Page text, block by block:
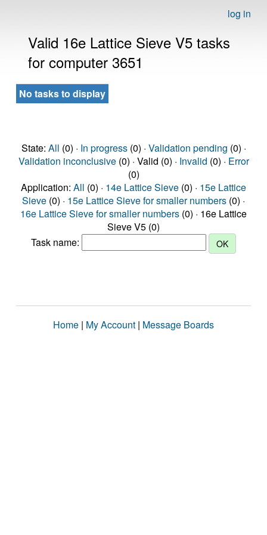
log in
Valid 16e Lattice Sieve V5 tasks
for computer 3651
No tasks to display
State: All (0) · In progress(0) · Validation pending (0) ·
Validation inconclusive(0) · Valid (0) · Invalid (0) · Error
(0)
Application: All (0) · 14e Lattice Sieve (0) · 15e Lattice
Sieve (0) · 15e Lattice Sieve for smaller numbers (0) ·
16e Lattice Sieve for smaller numbers (0) · 16e Lattice
Sieve V5 (0)
Task name:
Home | My Account | Message Boards